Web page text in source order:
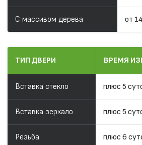
С массивом дерева от
ТИП ДВЕРИ ВРЕМЯ
Вставка стекло плюс 5
Вставка зеркало плюс 5
Резьба плюс 6